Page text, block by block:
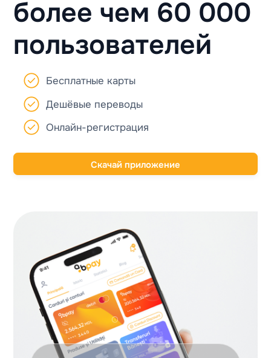
более чем 60 000
пользователей
Бесплатные карты
Дешёвые переводы
Онлайн-регистрация
Скачай приложение